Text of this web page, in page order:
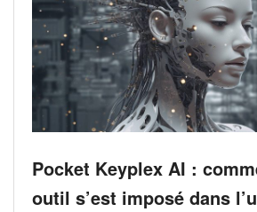
Pocket Keyplex AI :
outil s’est imposé dans